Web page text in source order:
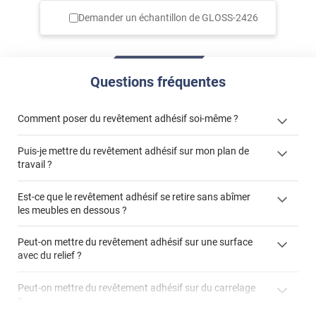
Demander un échantillon de GLOSS-2426
Questions fréquentes
Comment poser du revêtement adhésif soi-même ?
« Comment poser un revêtement adhésif ? »
Puis-je mettre du revêtement adhésif sur mon plan de
travail ?
revêtement adhésif sur un plan de travail de cuisine ?"
Est-ce que le revêtement adhésif se retire sans abîmer
les meubles en dessous ?
Peut-on mettre du revêtement adhésif sur une surface
avec du relief ?
Peut-on mettre du revêtement adhésif sur du carrelage